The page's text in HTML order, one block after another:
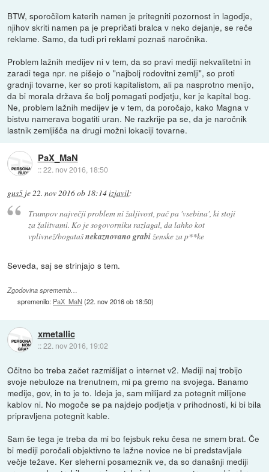
BTW, sporočilom katerih namen je pritegniti pozornost in lagodje,
njihov skriti namen pa je prepričati bralca v neko dejanje, se reče
reklame. Samo, da tudi pri reklami poznaš naročnika.
Problem lažnih medijev ni v tem, da so pravi mediji nekvalitetni in
zaradi tega npr. ne pišejo o "najbolj rodovitni zemlji", so proti
gradnji tovarne, ker so proti kapitalistom, ali pa nasprotno menijo,
da bi morala država še bolj pomagati podjetju, ker je kapital bog.
Ne, problem lažnih medijev je v tem, da poročajo, kako Magna v
bistvu namerava bogatiti uran. Ne razkrije pa se, da je naročnik
lastnik zemljišča na drugi možni lokaciji tovarne.
PaX_MaN
::22. nov 2016, 18:50
gus5 je22. nov 2016 ob 18:14izjavil:
Trumpov največji problem ni žaljivost, pač pa 'vsebina', ki stoji
za žalitvami. Ko je sogovorniku razlagal, da lahko kot
vplivnež/bogatašnekaznovano grabiženske za p**ke
Seveda, saj se strinjajo s tem.
Zgodovina sprememb…
spremenilo: PaX_MaN(22. nov 2016 ob 18:50)
xmetallic
::22. nov 2016, 19:02
Očitno bo treba začet razmišljat o internet v2. Mediji naj trobijo
svoje nebuloze na trenutnem, mi pa gremo na svojega. Banamo
medije, gov, in to je to. Ideja je, sam milijard za potegnit milijone
kablov ni. No mogoče se pa najdejo podjetja v prihodnosti, ki bi bila
pripravljena potegnit kable.
Sam še tega je treba da mi bo fejsbuk reku česa ne smem brat. Če
bi mediji poročali objektivno te lažne novice ne bi predstavljale
večje težave. Ker sleherni posameznik ve, da so današnji mediji